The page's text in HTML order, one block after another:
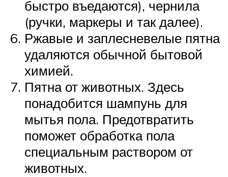
быстро въедаются), чернила
(ручки, маркеры и так далее).
Ржавые и заплесневелые пятна
удаляются обычной бытовой
химией.
Пятна от животных. Здесь
понадобится шампунь для
мытья пола. Предотвратить
поможет обработка пола
специальным раствором от
животных.